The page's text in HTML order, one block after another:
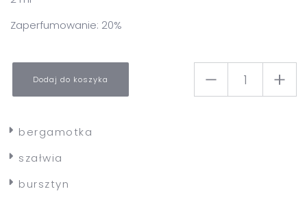
Zaperfumowanie: 20%
Dodaj do koszyka
bergamotka
szałwia
bursztyn